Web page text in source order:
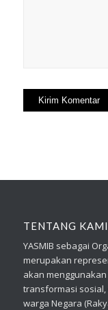
TENTANG KAMI
YASMIB sebagai
merupakan
akan
transformasi
warga Negara